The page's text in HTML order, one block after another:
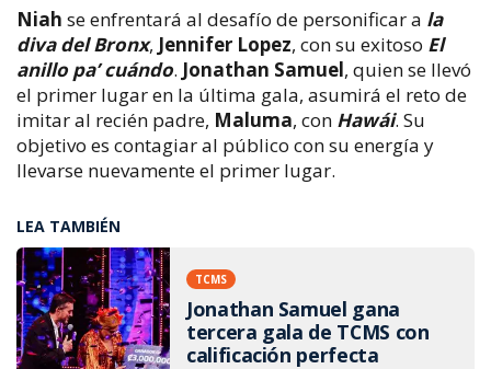
Niah se enfrentará al desafío de personificar a la
diva del Bronx, Jennifer Lopez, con su exitoso El
anillo pa’ cuándo. Jonathan Samuel, quien se llevó
el primer lugar en la última gala, asumirá el reto de
imitar al recién padre, Maluma, con Hawái. Su
objetivo es contagiar al público con su energía y
llevarse nuevamente el primer lugar.
LEA TAMBIÉN
TCMS
Jonathan Samuel gana
tercera gala de TCMS con
calificación perfecta